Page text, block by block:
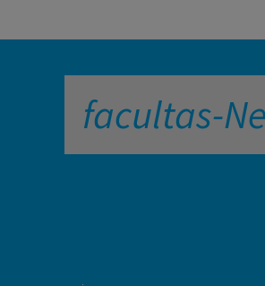
facultas-